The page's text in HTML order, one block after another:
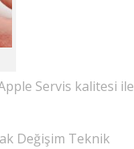
Servis kalitesi ile
Değişim Teknik